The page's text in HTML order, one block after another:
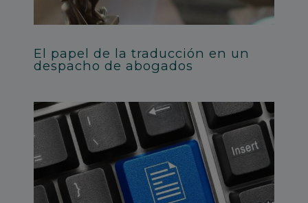
El papel de la traducción en un
despacho de abogados